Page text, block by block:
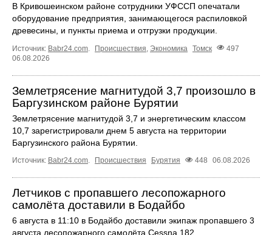
В Кривошеинском районе сотрудники УФССП опечатали
оборудование предприятия, занимающегося распиловкой
древесины, и пункты приема и отгрузки продукции.
Источник: Babr24.com Происшествия Экономика Томск
497
06.08.2026
Землетрясение магнитудой 3,7 произошло в
Баргузинском районе Бурятии
Землетрясение магнитудой 3,7 и энергетическим классом
10,7 зарегистрировали днем 5 августа на территории
Баргузинского района Бурятии.
Источник: Babr24.com Происшествия Бурятия 448 06.08.2026
Летчиков с пропавшего лесопожарного
самолёта доставили в Бодайбо
6 августа в 11:10 в Бодайбо доставили экипаж пропавшего 3
августа лесопожарного самолёта Cessna 182.